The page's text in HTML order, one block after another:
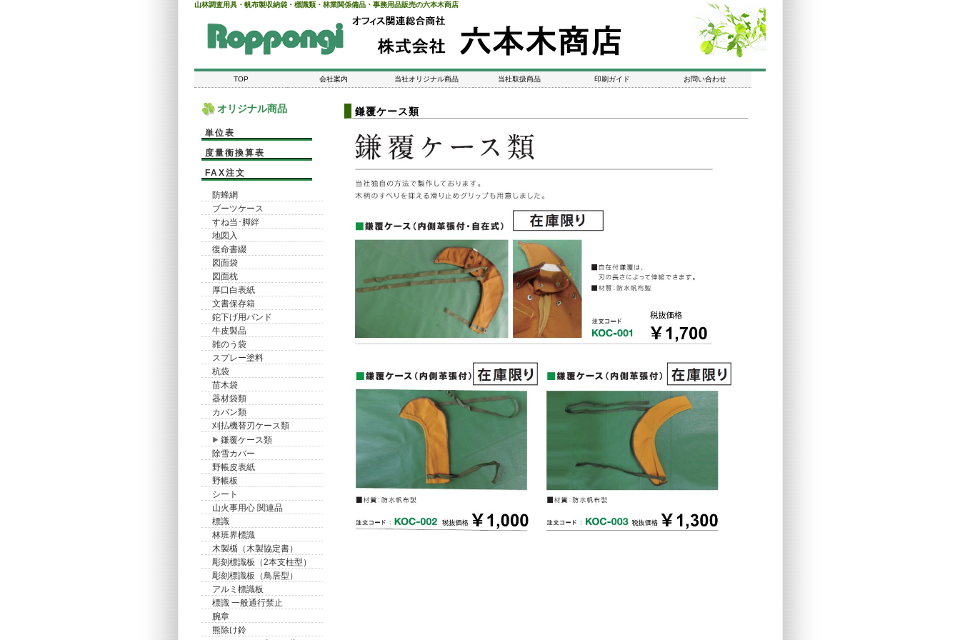
山林調査用具・帆布製収納袋・標識類・林業関係備品・事務用品販売の六本木商店
TOP 会社案内 当社オリジナル商品 当社取扱商品 印刷ガイド お問い合わせ
オリジナル商品
単位表
度量衡換算表
FAX注文
防蜂網
ブーツケース
すね当･脚絆
地図入
復命書綴
図面袋
図面枕
厚口白表紙
文書保存箱
鉈下げ用バンド
牛皮製品
雑のう袋
スプレー塗料
杭袋
苗木袋
器材袋類
カバン類
刈払機替刃ケース類
鎌覆ケース類
除雪カバー
野帳皮表紙
野帳板
シート
山火事用心 関連品
標識
林班界標識
木製楯（木製協定書）
彫刻標識板（2本支柱型）
彫刻標識板（鳥居型）
アルミ標識板
標識 一般通行禁止
腕章
熊除け鈴
鎌覆ケース類